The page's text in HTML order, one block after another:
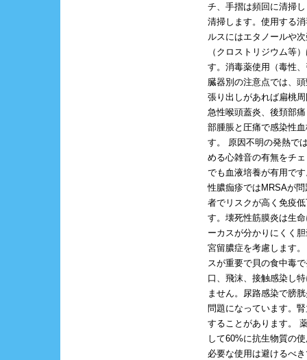
チ、手摺は頻回に清掃
清掃します。使用する
ルスにはエタノールや
（クロストリジウム等
す。消毒薬使用（毒性
臓器別の注意点では、
張り出しがあれば扁桃
急性喉頭蓋炎、後頚部
部腫脹と圧痛で感染性
す。 原因不明の発熱で
める心雑音の有無をチ
でも血液培養が有用で
性膿痂疹ではMRSAが
者でリスクが高く免疫
す。壊死性筋膜炎は生
ーカスが分かりにくく
宮留膿症を考慮します
スが重要で貝の食中毒
口、飛沫、接触感染し
ません。尿路感染で膀
問題になっています。
することがあります。
して60%に抗生物質の
必要な使用は避けるべ